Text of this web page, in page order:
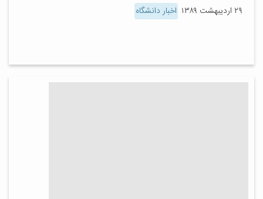
۲۹ اردیبهشت ۱۳۸۹ اخبار دانشگاه